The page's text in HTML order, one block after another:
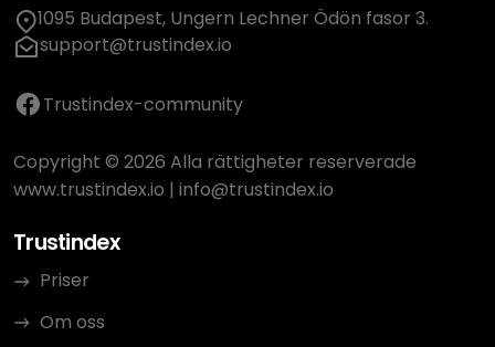
1095 Budapest, Ungern Lechner Ödön fasor 3.
support@trustindex.io
Trustindex-community
Copyright © 2026 Alla rättigheter reserverade
www.trustindex.io | info@trustindex.io
Trustindex
Priser
Om oss